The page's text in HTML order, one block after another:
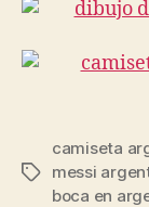
Etiquetas
camiseta
messi
boca en